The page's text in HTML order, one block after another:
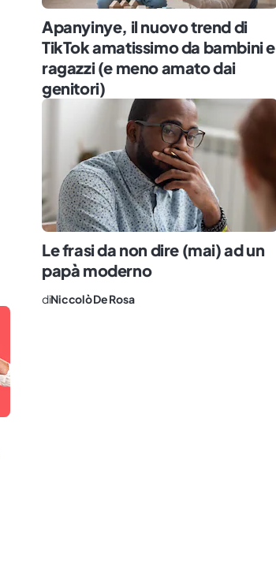
Apanyinye, il nuovo trend di
TikTok amatissimo da bambini e
ragazzi (e meno amato dai
genitori)
Le frasi da non dire (mai) ad un
papà moderno
diNiccolò De Rosa